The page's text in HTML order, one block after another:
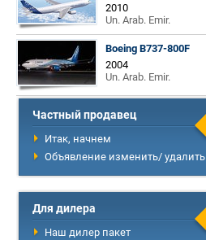
2010
Un. Arab. Emir.
Boeing B737-800F
2004
Un. Arab. Emir.
Частный продавец
Итак, начнем
Объявление изменить/ удалить
Для дилера
Наш дилер пакет